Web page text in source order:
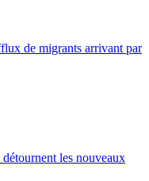
de migrants arrivant par
les nouveaux